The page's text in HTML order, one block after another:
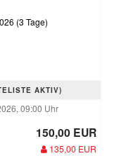
(3 Tage)
AKTIV)
09:00 Uhr
150,00 EUR
135,00 EUR